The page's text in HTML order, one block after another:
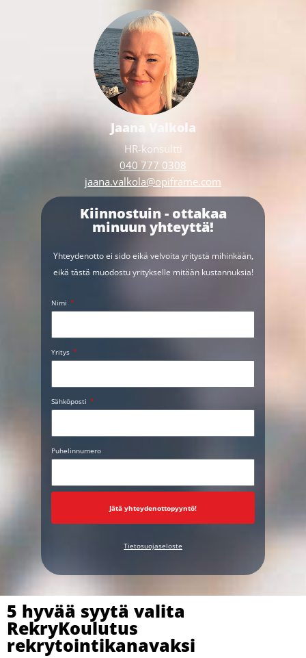
Jaana Valkola
HR-konsultti
040 777 0308
jaana.valkola@opiframe.com
Kiinnostuin - ottakaa
minuun yhteyttä!
Yhteydenotto ei sido eikä velvoita yritystä mihinkään,
eikä tästä muodostu yritykselle mitään kustannuksia!
Nimi
Yritys
Sähköposti
Puhelinnumero
Jätä yhteydenottopyyntö!
Tietosuojaseloste
5 hyvää syytä valita
RekryKoulutus
rekrytointikanavaksi